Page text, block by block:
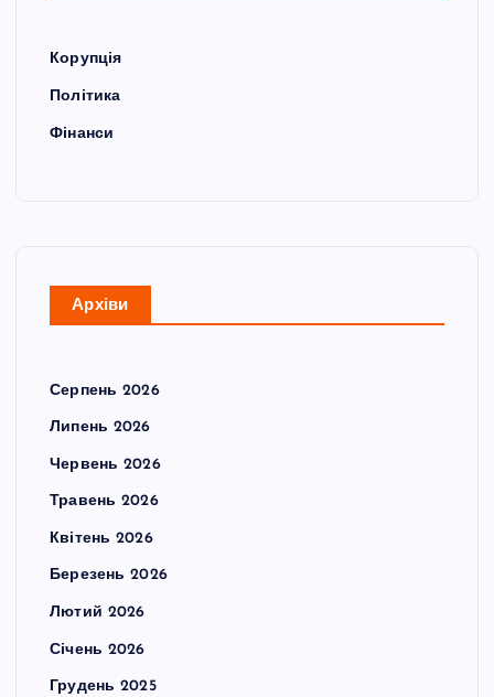
Корупція
Політика
Фінанси
Архіви
Серпень 2026
Липень 2026
Червень 2026
Травень 2026
Квітень 2026
Березень 2026
Лютий 2026
Січень 2026
Грудень 2025